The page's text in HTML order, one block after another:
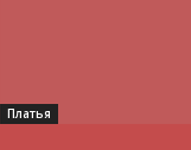
Платья